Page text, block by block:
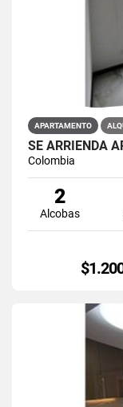
APARTAMENTO
Colombia
2
Alcobas